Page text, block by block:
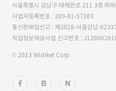
서울특별시 강남구 테헤란로 211 3층 ㈜
사업자등록번호 : 209-81-57303
통신판매업신고 : 제2018-서울강남-
직업정보제공사업 신고번호 :
© 2013 Wishket Corp.